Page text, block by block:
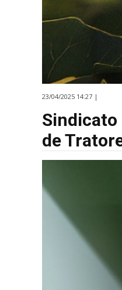
23/04/2025 14:27 |
Sindicato
de